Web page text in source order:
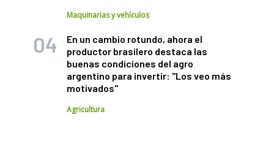
Maquinarias y vehículos
En un cambio rotundo, ahora el
productor brasilero destaca las
buenas condiciones del agro
argentino para invertir: "Los veo más
motivados"
Agricultura